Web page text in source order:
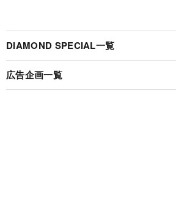
DIAMOND SPECIAL一覧
広告企画一覧